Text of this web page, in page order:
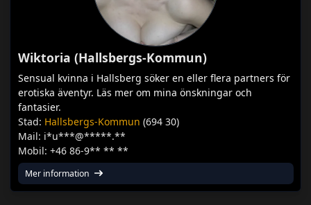
Wiktoria (Hallsbergs-Kommun)
Sensual kvinna i Hallsberg söker en eller flera partners för
erotiska äventyr. Läs mer om mina önskningar och
fantasier.
Stad: Hallsbergs-Kommun (694 30)
Mail: i*u***@*****.**
Mobil: +46 86-9** ** **
Mer information